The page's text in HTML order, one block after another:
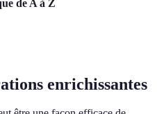
de A à Z
enrichissantes